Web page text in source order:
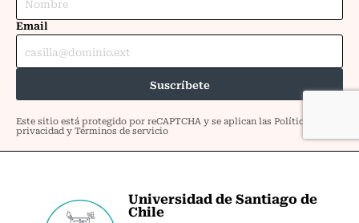
Universidad de Santiago de
Chile